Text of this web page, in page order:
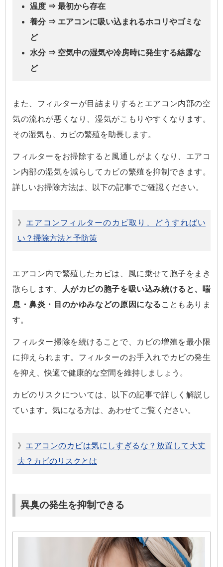
温度 ⇒ 最初から存在
養分 ⇒ エアコンに吸い込まれるホコリやゴミな
ど
水分 ⇒ 空気中の湿気や冷房時に発生する結露な
ど
また、フィルターが目詰まりするとエアコン内部の空
気の流れが悪くなり、湿気がこもりやすくなります。
その湿気も、カビの繁殖を助長します。
フィルターをお掃除すると風通しがよくなり、エアコ
ン内部の湿気を減らしてカビの繁殖を抑制できます。
詳しいお掃除方法は、以下の記事でご確認ください。
》 エアコンフィルターのカビ取り、どうすればい
い？掃除方法と予防策
エアコン内で繁殖したカビは、風に乗せて胞子をまき
散らします。
人がカビの胞子を吸い込み続けると、喘
息・鼻炎・目のかゆみなどの原因になる こともありま
す。
フィルター掃除を続けることで、カビの増殖を最小限
に抑えられます。フィルターのお手入れでカビの発生
を抑え、快適で健康的な空間を維持しましょう。
カビのリスクについては、以下の記事で詳しく解説し
ています。気になる方は、あわせてご覧ください。
》 エアコンのカビは気にしすぎるな？放置して大丈
夫？カビのリスクとは
異臭の発生を抑制できる